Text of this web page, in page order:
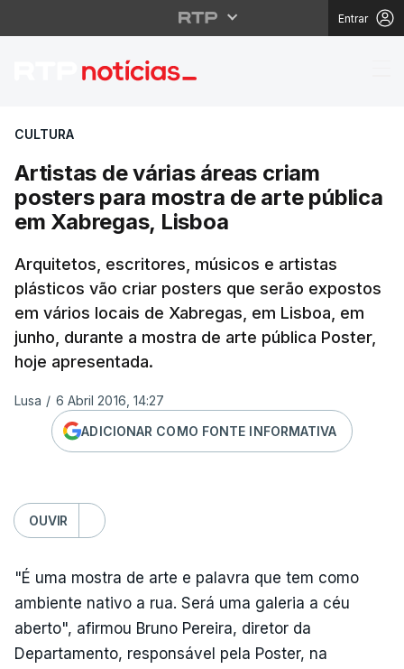
Entrar
Artistas de várias
CULTURA
Artistas de várias áreas criam
posters para mostra de arte pública
em Xabregas, Lisboa
Arquitetos, escritores, músicos e artistas
plásticos vão criar posters que serão expostos
em vários locais de Xabregas, em Lisboa, em
junho, durante a mostra de arte pública Poster,
hoje apresentada.
Lusa / 6 Abril 2016, 14:27
ADICIONAR COMO FONTE INFORMATIVA
OUVIR
"É uma mostra de arte e palavra que tem como
ambiente nativo a rua. Será uma galeria a céu
aberto", afirmou Bruno Pereira, diretor da
Departamento, responsável pela Poster, na